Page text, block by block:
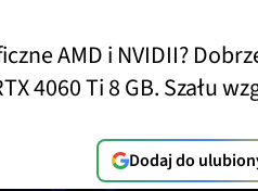
AMD i NVIDII?
4060 Ti 8 GB. Szału
Dodaj do